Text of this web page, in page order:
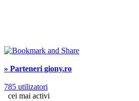
» Parteneri giony.ro
785 utilizatori
cei mai activi